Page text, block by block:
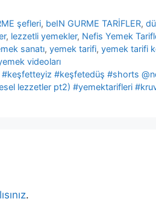
şefleri, beIN GURME TARİFLER,
, lezzetli yemekler, Nefis Yemek
sanatı, yemek tarifi, yemek tarifi
videoları
#keşfetedüş #shorts
lezzetler pt2) #yemektarifleri
.